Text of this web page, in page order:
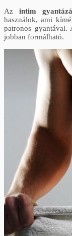
Az intim
használok, ami
patronos
jobban formálható.